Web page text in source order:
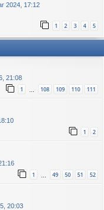
2024, 17:12
1 2 3 4 5
21:08
1 108 109 110 111
1 2
1 49 50 51 52
20:03